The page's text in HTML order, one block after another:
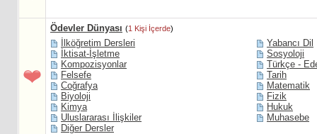
Ödevler Dünyası (1 Kişi İçerde)
İlköğretim Dersleri
Yabancı Dil
İktisat-İşletme
Sosyoloji
Kompozisyonlar
Türkçe -
Felsefe
Tarih
Coğrafya
Matematik
Biyoloji
Fizik
Kimya
Hukuk
Uluslararası İlişkiler
Muhasebe
Diğer Dersler